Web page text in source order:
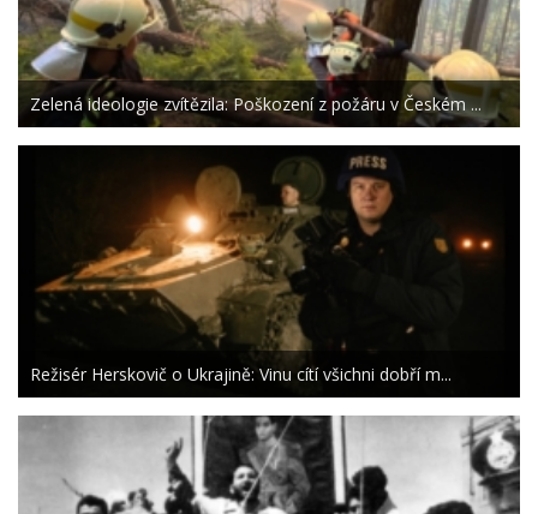
Zelená ideologie zvítězila: Poškození z požáru v Českém ...
Režisér Herskovič o Ukrajině: Vinu cítí všichni dobří m...